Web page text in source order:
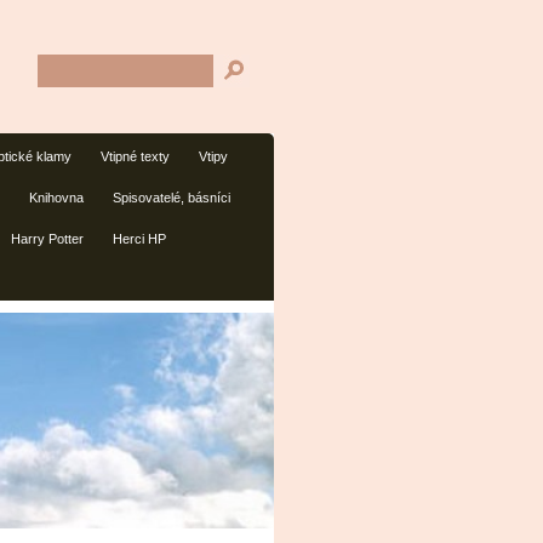
klamy Vtipné texty Vtipy
Knihovna Spisovatelé, básníci
Harry Potter Herci HP